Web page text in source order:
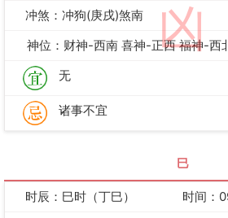
凶
冲煞：冲狗(庚戌)煞南
神位：财神-西南 喜神-正西 福神-西
无
诸事不宜
巳
时辰：巳时（丁巳）
时间：